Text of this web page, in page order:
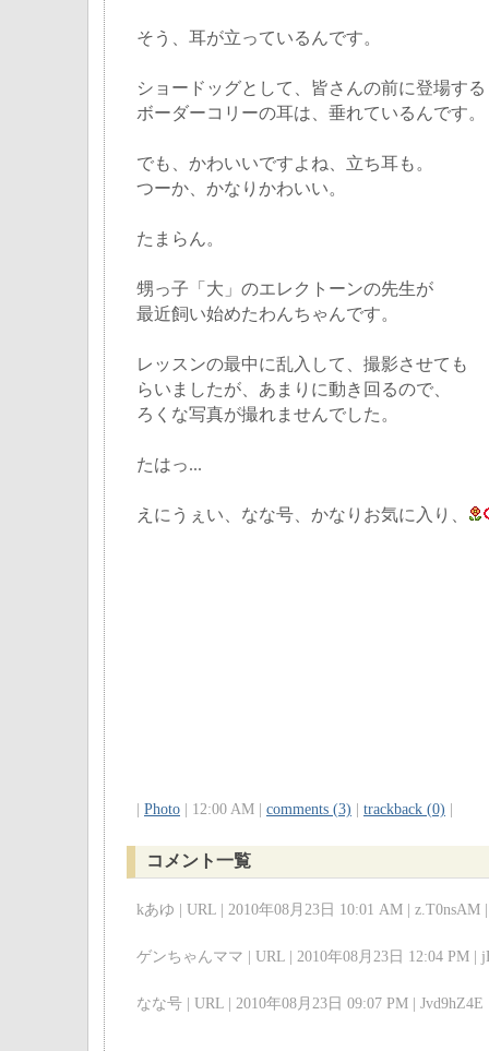
そう、耳が立っているんです。
ショードッグとして、皆さんの前に登場する
ボーダーコリーの耳は、垂れているんです。
でも、かわいいですよね、立ち耳も。
つーか、かなりかわいい。
たまらん。
甥っ子「大」のエレクトーンの先生が
最近飼い始めたわんちゃんです。
レッスンの最中に乱入して、撮影させても
らいましたが、あまりに動き回るので、
ろくな写真が撮れませんでした。
たはっ...
えにうぇい、なな号、かなりお気に入り、
Photo | 12:00 AM | comments (3) trackback (0)
コメント一覧
kあゆ | URL | 2010年08月23日 10:01 AM | z.T0nsAM |
ゲンちゃんママ | URL | 2010年08月23日 12:04 PM |
なな号 | URL | 2010年08月23日 09:07 PM | Jvd9hZ4E